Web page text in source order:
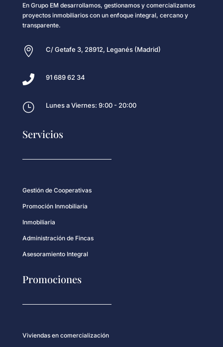
En Grupo EM desarrollamos, gestionamos y comercializamos
proyectos inmobiliarios con un enfoque integral, cercano y
transparente.
 C/ Getafe 3, 28912, Leganés (Madrid)
 91 689 62 34
} Lunes a Viernes: 9:00 - 20:00
Servicios
Gestión de Cooperativas
Promoción Inmobiliaria
Inmobiliaria
Administración de Fincas
Asesoramiento Integral
Promociones
Viviendas en comercialización